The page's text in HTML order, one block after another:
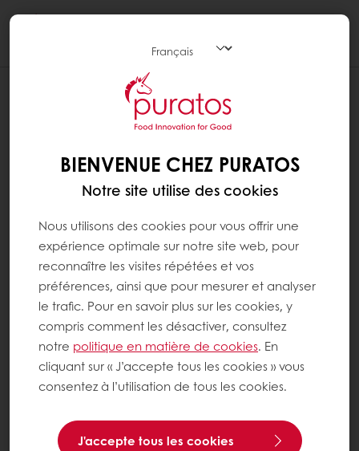
BIENVENUE CHEZ PURATOS
Notre site utilise des cookies
Nous utilisons des cookies pour vous offrir une
expérience optimale sur notre site web, pour
reconnaître les visites répétées et vos
préférences, ainsi que pour mesurer et analyser
le trafic. Pour en savoir plus sur les cookies, y
compris comment les désactiver, consultez
notre politique en matière de cookies. En
cliquant sur « J’accepte tous les cookies » vous
consentez à l’utilisation de tous les cookies.
J'accepte tous les cookies